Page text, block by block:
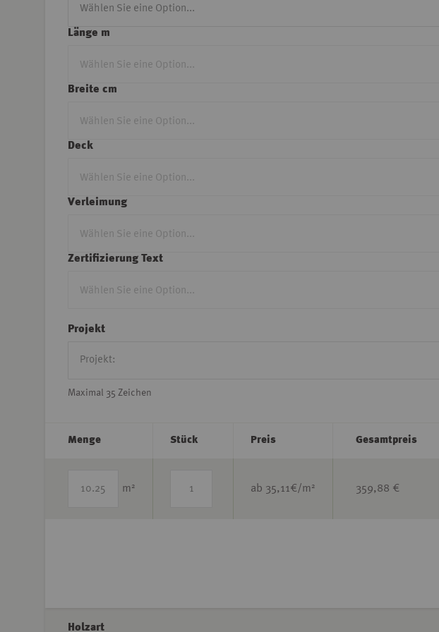
Länge m
Breite cm
Deck
Verleimung
Zertifizierung Text
Projekt
Maximal 35 Zeichen
Menge
m 2
Stück Preis
ab 35,11€/m 2
Gesamtpreis
359,88 €
Holzart